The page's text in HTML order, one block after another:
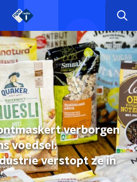
verborgen
voedsel:
verstopt ze in